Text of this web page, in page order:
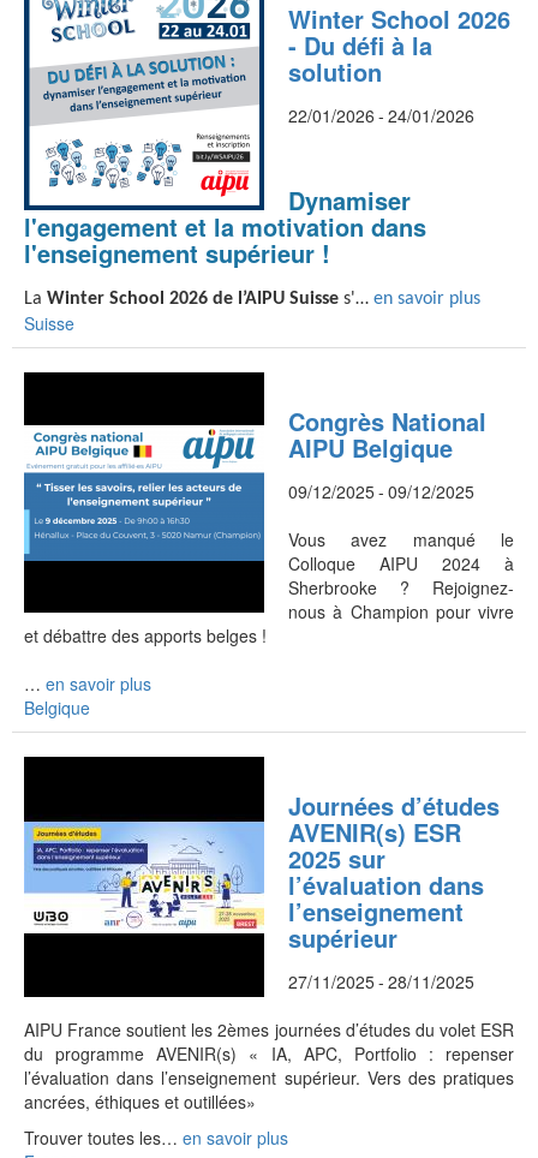
Winter School 2026
- Du défi à la
solution
22/01/2026 - 24/01/2026
Dynamiser
l'engagement et la motivation dans
l'enseignement supérieur !
La Winter School 2026 de l’AIPU Suisse s'… en savoir plus
Suisse
Congrès National
AIPU Belgique
09/12/2025- 09/12/2025
Vous avez manqué le
Colloque AIPU 2024 à
Sherbrooke ? Rejoignez-
nous à Champion pour vivre
et débattre des apports belges !
… en savoir plus
Belgique
Journées d’études
AVENIR(s) ESR
2025 sur
l’évaluation dans
l’enseignement
supérieur
27/11/2025- 28/11/2025
AIPU France soutient les 2èmes journées d’études du volet ESR
du programme AVENIR(s) « IA, APC, Portfolio : repenser
l’évaluation dans l’enseignement supérieur. Vers des pratiques
ancrées, éthiques et outillées»
Trouver toutes les… en savoir plus